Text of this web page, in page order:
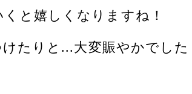
と嬉しくなりますね！
たりと...大変賑やかでした